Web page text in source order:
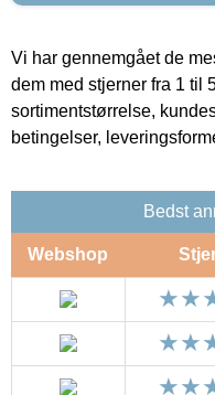
Vi har gennemgået de
dem med stjerner fra 1 til
sortimentstørrelse,
betingelser,
Bedst
Webshop